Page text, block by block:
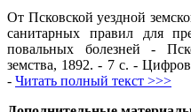
От Псковской уездной
санитарных правил для
повальных болезней -
земства, 1892. - 7 с. -
- Читать полный текст >>>